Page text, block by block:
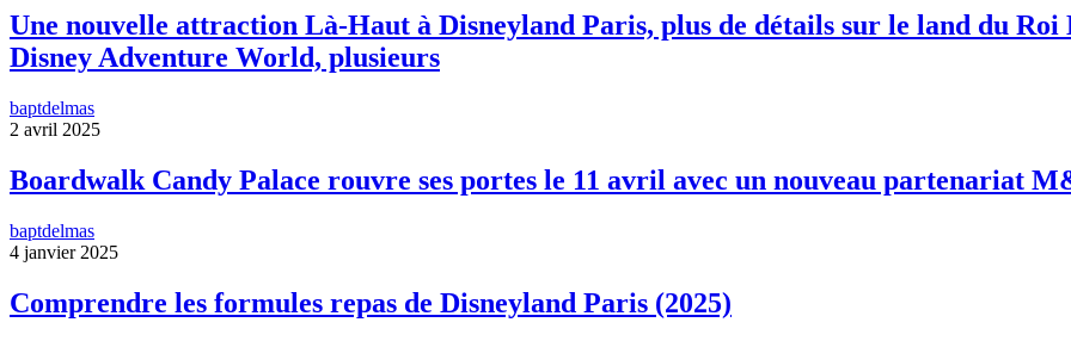
Une nouvelle attraction Là-Haut à Disneyland Paris, plus de détails sur le land du Roi
Disney Adventure World, plusieurs
baptdelmas
2 avril 2025
Boardwalk Candy Palace rouvre ses portes le 11 avril avec un nouveau partenariat
baptdelmas
4 janvier 2025
Comprendre les formules repas de Disneyland Paris (2025)